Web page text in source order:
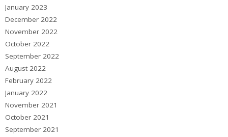
January 2023
December 2022
November 2022
October 2022
September 2022
August 2022
February 2022
January 2022
November 2021
October 2021
September 2021